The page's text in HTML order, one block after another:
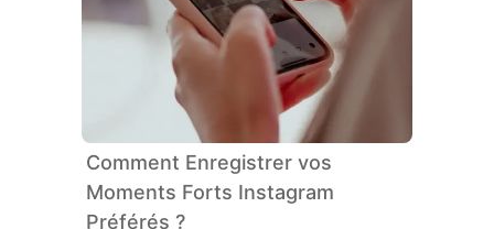
Comment Enregistrer vos
Moments Forts Instagram
Préférés ?